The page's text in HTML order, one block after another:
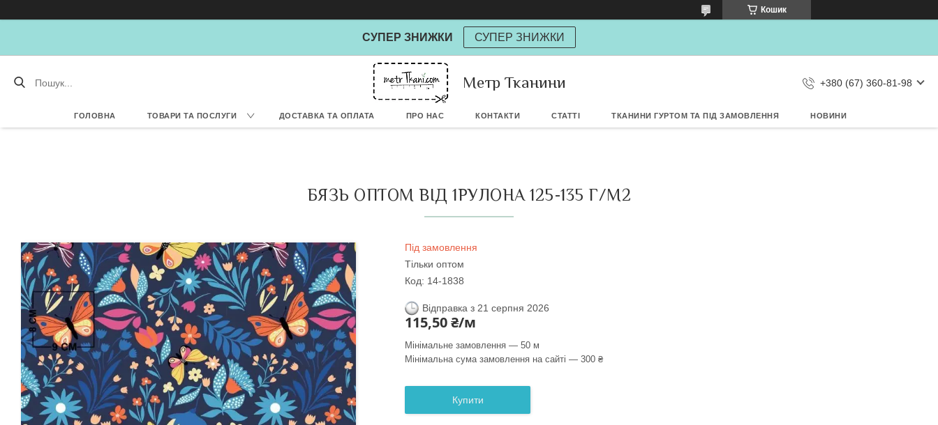
Дозвольте сайту metrtkani.com
Дозволити
Кошик
СУПЕР ЗНИЖКИ СУПЕР ЗНИЖКИ
Метр Тканини +380 (67) 360-81-98
ГОЛОВНА ТОВАРИ ТА ПОСЛУГИ ДОСТАВКА ТА ОПЛАТА ПРО НАС КОНТАКТИ СТАТТІ ТКАНИНИ ГУРТОМ ТА ПІД ЗАМОВЛЕННЯ НОВИНИ
БЯЗЬ ОПТОМ ВІД 1РУЛОНА 125-135 Г/М2
Під замовлення
Тільки оптом
Код: 14-1838
Відправка з 21 серпня 2026
115,50 ₴/м
Мінімальне замовлення — 50 м
Мінімальна сума замовлення на сайті — 300 ₴
Купити